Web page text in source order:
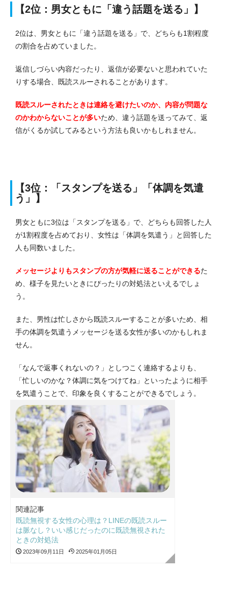
【2位：男女ともに「違う話題を送る」】
2位は、男女ともに「違う話題を送る」で、どちらも1割程度
の割合を占めていました。
返信しづらい内容だったり、返信が必要ないと思われていた
りする場合、既読スルーされることがあります。
既読スルーされたときは連絡を避けたいのか、内容が問題な
のかわからないことが多いため、違う話題を送ってみて、返
信がくるか試してみるという方法も良いかもしれません。
【3位：「スタンプを送る」「体調を気遣
う」】
男女ともに3位は「スタンプを送る」で、どちらも回答した人
が1割程度を占めており、女性は「体調を気遣う」と回答した
人も同数いました。
メッセージよりもスタンプの方が気軽に送ることができるた
め、様子を見たいときにぴったりの対処法といえるでしょ
う。
また、男性は忙しさから既読スルーすることが多いため、相
手の体調を気遣うメッセージを送る女性が多いのかもしれま
せん。
「なんで返事くれないの？」としつこく連絡するよりも、
「忙しいのかな？体調に気をつけてね」といったように相手
を気遣うことで、印象を良くすることができるでしょう。
関連記事
既読無視する女性の心理は？LINEの既読スルー
は脈なし？いい感じだったのに既読無視された
ときの対処法
2023年09月11日 2025年01月05日